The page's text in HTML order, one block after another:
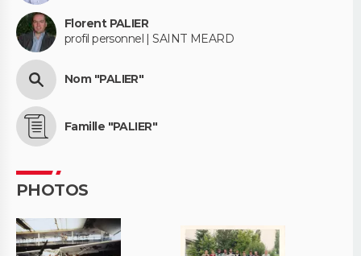
Florent PALIER
profil personnel | SAINT MEARD
Nom "PALIER"
Famille "PALIER"
PHOTOS